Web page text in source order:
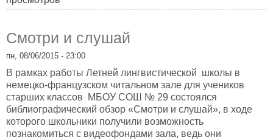
Смотри и слушай
пн, 08/06/2015 - 23:00
В рамках работы Летней лингвистической школы в
немецко-французском читальном зале для учеников
старших классов МБОУ СОШ № 29 состоялся
библиографический обзор «Смотри и слушай», в ходе
которого школьники получили возможность
познакомиться с видеофондами зала, ведь они